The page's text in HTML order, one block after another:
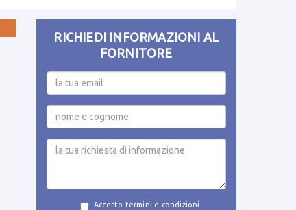
RICHIEDI INFORMAZIONI AL
FORNITORE
Accetto termini e condizioni